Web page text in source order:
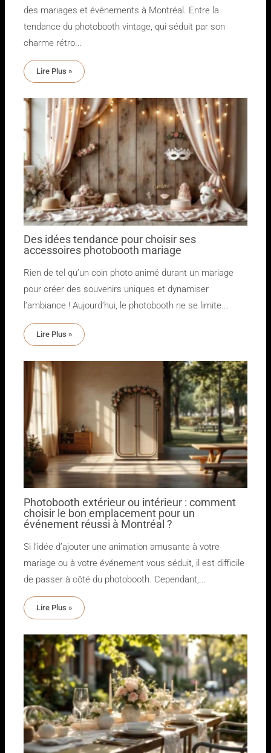
des mariages et événements à Montréal. Entre la
tendance du photobooth vintage, qui séduit par son
charme rétro...
Lire Plus »
Des idées tendance pour choisir ses
accessoires photobooth mariage
Rien de tel qu’un coin photo animé durant un mariage
pour créer des souvenirs uniques et dynamiser
l’ambiance ! Aujourd’hui, le photobooth ne se limite...
Lire Plus »
Photobooth extérieur ou intérieur : comment
choisir le bon emplacement pour un
événement réussi à Montréal ?
Si l’idée d’ajouter une animation amusante à votre
mariage ou à votre événement vous séduit, il est difficile
de passer à côté du photobooth. Cependant,...
Lire Plus »